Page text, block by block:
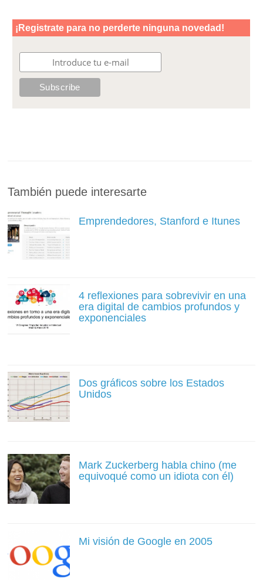
También puede interesarte
Emprendedores, Stanford e Itunes
4 reflexiones para sobrevivir en una
era digital de cambios profundos y
exponenciales
Dos gráficos sobre los Estados
Unidos
Mark Zuckerberg habla chino (me
equivoqué como un idiota con él)
Mi visión de Google en 2005